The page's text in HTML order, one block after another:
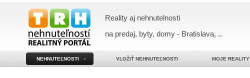
Reality aj nehnutelnosti
na predaj, byty, domy - Bratislava, ..
NEHNUTEĽNOSTI VLOŽIŤ NEHNUTEĽNOSTI MOJE REALITY